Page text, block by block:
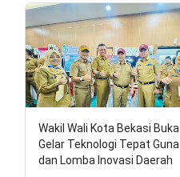
Wakil Wali Kota Bekasi Buka
Gelar Teknologi Tepat Guna
dan Lomba Inovasi Daerah